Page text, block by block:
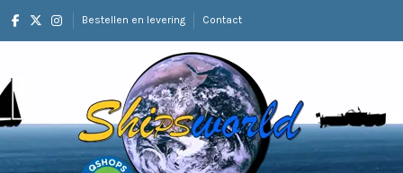
Bestellen en levering Contact